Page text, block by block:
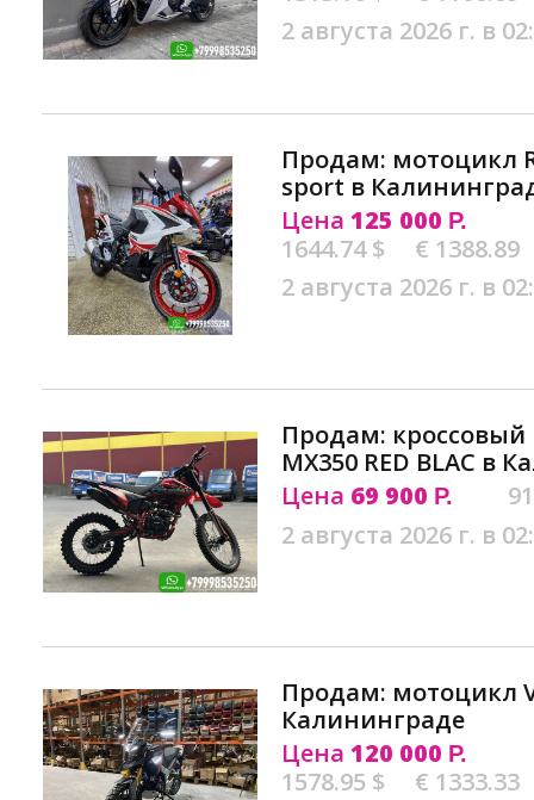
2 августа 2026 г. в
Продам: мотоцикл
sport в
Цена 125 000 Р.
1644.74 $
€ 1388.89
2 августа 2026 г. в
Продам: кроссовый
MX350 RED BLAC в
Цена 69 900 Р.
2 августа 2026 г. в
Продам: мотоцикл
Калининграде
Цена 120 000 Р.
1578.95 $
€ 1333.33